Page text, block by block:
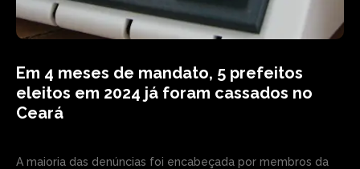
Em 4 meses de mandato, 5 prefeitos
eleitos em 2024 já foram cassados no
Ceará
A maioria das denúncias foi encabeçada por membros da